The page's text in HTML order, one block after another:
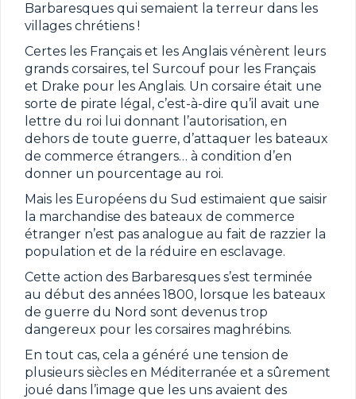
Barbaresques qui semaient la terreur dans les
villages chrétiens !
Certes les Français et les Anglais vénèrent leurs
grands corsaires, tel Surcouf pour les Français
et Drake pour les Anglais. Un corsaire était une
sorte de pirate légal, c’est-à-dire qu’il avait une
lettre du roi lui donnant l’autorisation, en
dehors de toute guerre, d’attaquer les bateaux
de commerce étrangers… à condition d’en
donner un pourcentage au roi.
Mais les Européens du Sud estimaient que saisir
la marchandise des bateaux de commerce
étranger n’est pas analogue au fait de razzier la
population et de la réduire en esclavage.
Cette action des Barbaresques s’est terminée
au début des années 1800, lorsque les bateaux
de guerre du Nord sont devenus trop
dangereux pour les corsaires maghrébins.
En tout cas, cela a généré une tension de
plusieurs siècles en Méditerranée et a sûrement
joué dans l’image que les uns avaient des